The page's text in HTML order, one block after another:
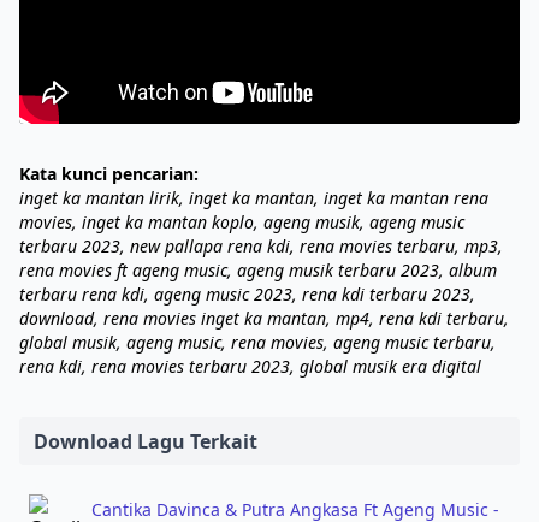
Kata kunci pencarian:
inget ka mantan lirik, inget ka mantan, inget ka mantan rena
movies, inget ka mantan koplo, ageng musik, ageng music
terbaru 2023, new pallapa rena kdi, rena movies terbaru, mp3,
rena movies ft ageng music, ageng musik terbaru 2023, album
terbaru rena kdi, ageng music 2023, rena kdi terbaru 2023,
download, rena movies inget ka mantan, mp4, rena kdi terbaru,
global musik, ageng music, rena movies, ageng music terbaru,
rena kdi, rena movies terbaru 2023, global musik era digital
Download Lagu Terkait
Cantika Davinca & Putra Angkasa Ft Ageng Music -